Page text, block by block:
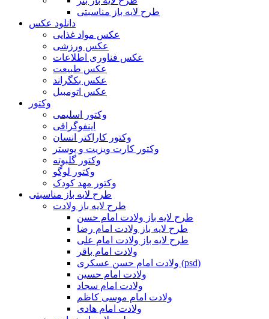
طرح لایه باز مناسبتی
دانلود عکس
عکس مواد غذایی
عکس ورزشی
عکس فناوری اطلاعات
عکس طبیعت
عکس بکگراند
عکس اتومبیل
وکتور
وکتور اسلیمی
اینفوگرافی
وکتور کاراکتر انسان
وکتور کارت ویزیت و پوستر
وکتور گلبوته
وکتور لوگو
وکتور مهد کودک
طرح لایه باز مناسبتی
طرح لایه باز ولادت
طرح لایه باز ولادت امام حسن
طرح لایه باز ولادت امام رضا
طرح لایه باز ولادت امام علی
ولادت امام باقر
ولادت امام حسن عسکری (psd)
ولادت امام حسین
ولادت امام سجاد
ولادت امام موسی کاظم
ولادت امام هادی